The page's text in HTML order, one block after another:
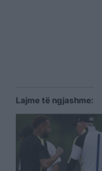
Lajme të ngjashme: